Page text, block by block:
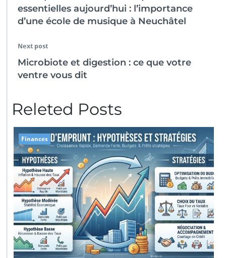
essentielles aujourd’hui : l’importance
d’une école de musique à Neuchâtel
Next post
Microbiote et digestion : ce que votre
ventre vous dit
Releted Posts
Finances